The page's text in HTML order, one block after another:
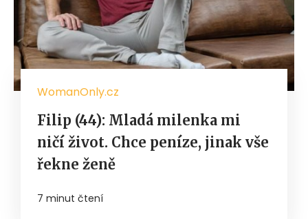
WomanOnly.cz
Filip (44): Mladá milenka mi
ničí život. Chce peníze, jinak vše
řekne ženě
7 minut čtení